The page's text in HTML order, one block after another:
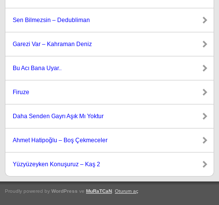
Sen Bilmezsin – Dedubliman
Garezi Var – Kahraman Deniz
Bu Acı Bana Uyar..
Firuze
Daha Senden Gayrı Aşık Mı Yoktur
Ahmet Hatipoğlu – Boş Çekmeceler
Yüzyüzeyken Konuşuruz – Kaş 2
Proudly powered by WordPress ve MuRaTCaN Oturum aç